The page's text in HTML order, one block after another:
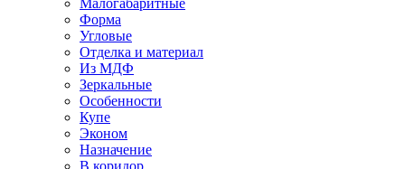
Малогабаритные
Форма
Угловые
Отделка и материал
Из МДФ
Зеркальные
Особенности
Купе
Эконом
Назначение
В коридор